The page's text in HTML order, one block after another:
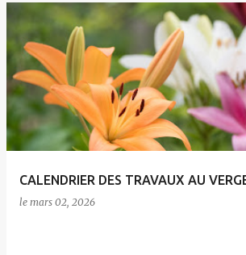
CALENDRIER DES TRAVAUX AU
le mars 02, 2026